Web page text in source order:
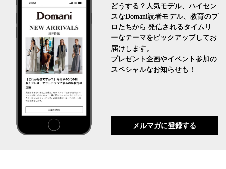
どうする？人気モデル、ハイセン
スなDomani読者モデル、教育のプ
ロたちから 発信されるタイムリ
ーなテーマをピックアップしてお
届けします。
プレゼント企画やイベント参加の
スペシャルなお知らせも！
メルマガに登録する